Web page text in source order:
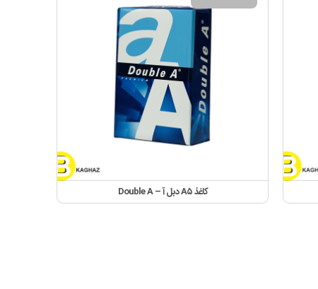
کاغذ A۵ دبل آ – Double A